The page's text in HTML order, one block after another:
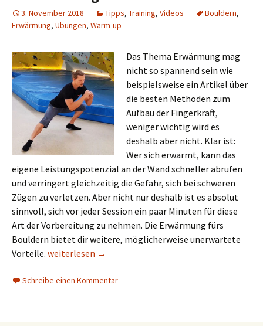
3. November 2018 Tipps, Training, Videos Bouldern,
Erwärmung, Übungen, Warm-up
Das Thema Erwärmung mag
nicht so spannend sein wie
beispielsweise ein Artikel über
die besten Methoden zum
Aufbau der Fingerkraft,
weniger wichtig wird es
deshalb aber nicht. Klar ist:
Wer sich erwärmt, kann das
eigene Leistungspotenzial an der Wand schneller abrufen
und verringert gleichzeitig die Gefahr, sich bei schweren
Zügen zu verletzen. Aber nicht nur deshalb ist es absolut
sinnvoll, sich vor jeder Session ein paar Minuten für diese
Art der Vorbereitung zu nehmen. Die Erwärmung fürs
Bouldern bietet dir weitere, möglicherweise unerwartete
Vorteile. Erwärmung fürs Bouldern – So bereitest du deinen
weiterlesen →
Schreibe einen Kommentar